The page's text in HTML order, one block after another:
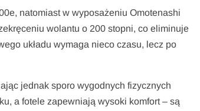
natomiast w wyposażeniu Omotenashi
wolantu o 200 stopni, co eliminuje
układu wymaga nieco czasu, lecz po
jednak sporo wygodnych fizycznych
a fotele zapewniają wysoki komfort – są